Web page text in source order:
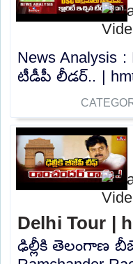
News
టీడీపీ లీడర్.. |
Delhi Tour |
ఢిల్లీకి తెలంగాణ